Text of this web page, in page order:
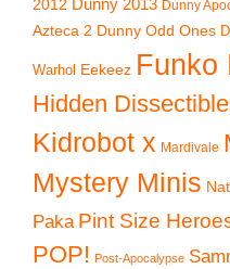
2012 Dunny 2013 Dunny
Azteca 2 Dunny Odd Ones
Warhol Eekeez Funko
Hidden
Kidrobot x Mardivale
Mystery Minis
Paka Pint Size
POP! Post-Apocalypse